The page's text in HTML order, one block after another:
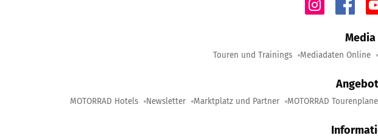
Media
Touren und Trainings Mediadaten Online
MOTORRAD Hotels Newsletter Marktplatz und Partner MOTORRAD